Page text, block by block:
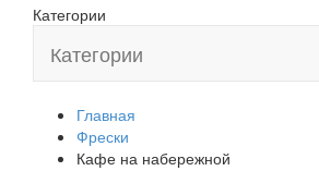
Категории
Категории
Главная
Фрески
Кафе на набережной